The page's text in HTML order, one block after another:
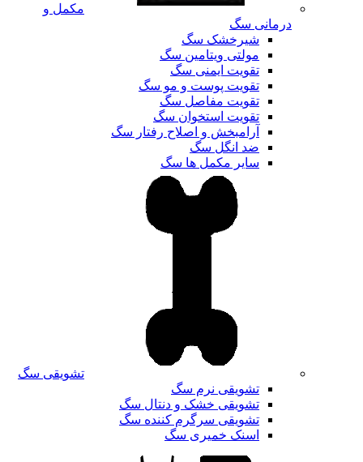
مکمل و
درمانی سگ
شیرخشک سگ
مولتی ویتامین سگ
تقویت ایمنی سگ
تقویت پوست و مو سگ
تقویت مفاصل سگ
تقویت استخوان سگ
آرامبخش و اصلاح رفتار سگ
ضد انگل سگ
سایر مکمل ها سگ
تشویقی سگ
تشویقی نرم سگ
تشویقی خشک و دنتال سگ
تشویقی سرگرم کننده سگ
اسنک خمیری سگ